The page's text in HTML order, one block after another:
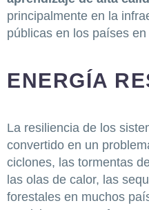
principalmente en la
públicas en los países
ENERGÍA
La resiliencia de los
convertido en un
ciclones, las tormentas
las olas de calor, las
forestales en muchos